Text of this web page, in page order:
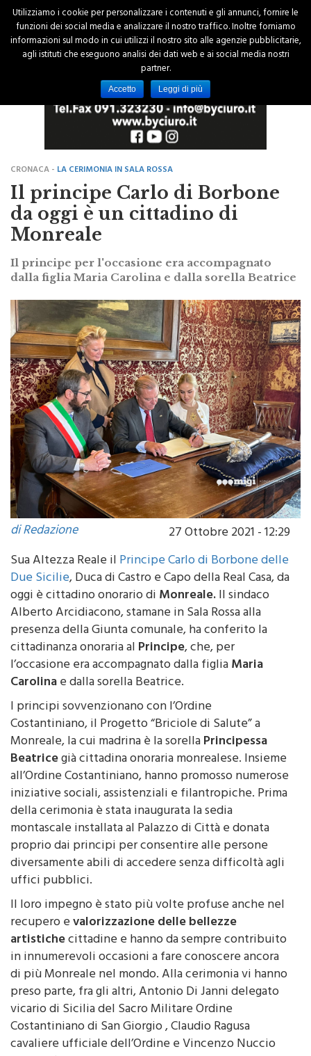
CRONACA -LA CERIMONIA IN SALA ROSSA
Il principe Carlo di Borbone
da oggi è un cittadino di
Monreale
Il principe per l'occasione era accompagnato
dalla figlia Maria Carolina e dalla sorella Beatrice
di Redazione
27 Ottobre 2021 - 12:29
Sua Altezza Reale il
Principe Carlo di Borbone delle
Due Sicilie, Duca di Castro e Capo della Real Casa, da
oggi è cittadino onorario diMonreale.Il sindaco
Alberto Arcidiacono, stamane in Sala Rossa alla
presenza della Giunta comunale, ha conferito la
cittadinanza onoraria alPrincipe, che, per
l’occasione era accompagnato dalla figliaMaria
Carolinae dalla sorella Beatrice.
I principi sovvenzionano con l’Ordine
Costantiniano, il Progetto “Briciole di Salute” a
Monreale, la cui madrina è la sorellaPrincipessa
Beatricegià cittadina onoraria monrealese. Insieme
all’Ordine Costantiniano, hanno promosso numerose
iniziative sociali, assistenziali e filantropiche. Prima
della cerimonia è stata inaugurata la sedia
montascale installata al Palazzo di Città e donata
proprio dai principi per consentire alle persone
diversamente abili di accedere senza difficoltà agli
uffici pubblici.
Il loro impegno è stato più volte profuse anche nel
recupero evalorizzazione delle bellezze
artistichecittadine e hanno da sempre contribuito
in innumerevoli occasioni a fare conoscere ancora
di più Monreale nel mondo. Alla cerimonia vi hanno
preso parte, fra gli altri, Antonio Di Janni delegato
vicario di Sicilia del Sacro Militare Ordine
Costantiniano di San Giorgio , Claudio Ragusa
cavaliere ufficiale dell’Ordine e Vincenzo Nuccio
segretario.
Utilizziamo i cookie per personalizzare i contenuti e gli annunci, fornire le
funzioni dei social media e analizzare il nostro traffico. Inoltre forniamo
informazioni sul modo in cui utilizzi il nostro sito alle agenzie pubblicitarie,
agli istituti che eseguono analisi dei dati web e ai social media nostri
partner.
Accetto Leggi di più